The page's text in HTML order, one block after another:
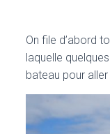
On file d’abord
laquelle
bateau pour